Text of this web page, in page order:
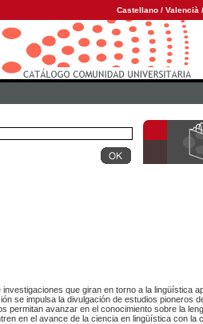
Castellano / Valencià /
que giran en torno a la lingüística
se impulsa la divulgación de estudios pioneros
permitan avanzar en el conocimiento sobre la
en el avance de la ciencia en lingüística con la